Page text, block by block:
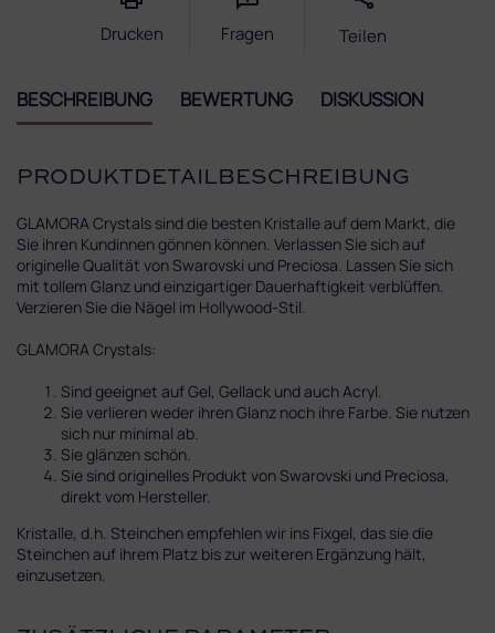
Drucken Fragen Teilen
BESCHREIBUNG BEWERTUNG DISKUSSION
PRODUKTDETAILBESCHREIBUNG
GLAMORA Crystals sind die besten Kristalle auf dem Markt, die
Sie ihren Kundinnen gönnen können. Verlassen Sie sich auf
originelle Qualität von Swarovski und Preciosa. Lassen Sie sich
mit tollem Glanz und einzigartiger Dauerhaftigkeit verblüffen.
Verzieren Sie die Nägel im Hollywood-Stil.
GLAMORA Crystals:
Sind geeignet auf Gel, Gellack und auch Acryl.
Sie verlieren weder ihren Glanz noch ihre Farbe. Sie nutzen
sich nur minimal ab.
Sie glänzen schön.
Sie sind originelles Produkt von Swarovski und Preciosa,
direkt vom Hersteller.
Kristalle, d.h. Steinchen empfehlen wir ins Fixgel, das sie die
Steinchen auf ihrem Platz bis zur weiteren Ergänzung hält,
einzusetzen.